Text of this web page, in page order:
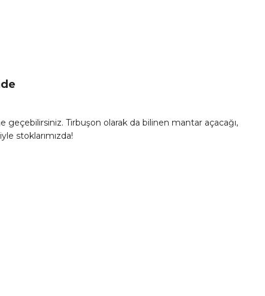
geçebilirsiniz. Tirbuşon olarak da bilinen mantar açacağı,
stoklarımızda!